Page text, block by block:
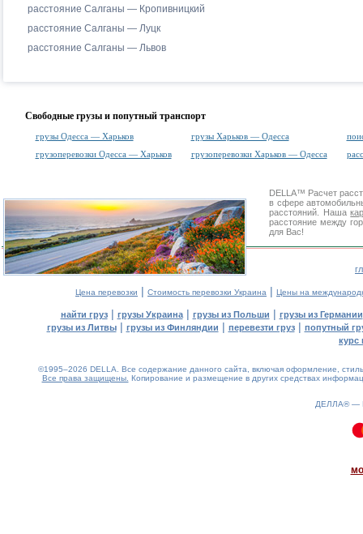
расстояние Салганы — Кропивницкий
расстояние Салганы — Луцк
расстояние Салганы — Львов
Свободные грузы и попутный транспорт
грузы Одесса — Харьков грузы Харьков — Одесса
грузоперевозки Одесса — Харьков
грузоперевозки Харьков — Одесса
DELLA™ Расчет
в сфере
расстояний. Наша
расстояние между
для Вас!
Цена перевозки | Стоимость перевозки Украина | Цены на
найти груз| грузы Украина| грузы из Польши | грузы из Германии
грузы из Литвы| грузы из Финляндии | перевезти груз| попутный
курс
©1995–2026 DELLA. Все содержание данного сайта, включая оформление,
Все права защищены. Копирование и размещение в других средствах
ДЕЛЛА® —